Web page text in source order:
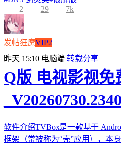
2
29 7k
发帖狂魔VIP2
昨天 15:10 电脑端 转载分享
Q版 电视影视免
软件介绍TVBox是一款基于
框架（常被称为“壳”应用），本